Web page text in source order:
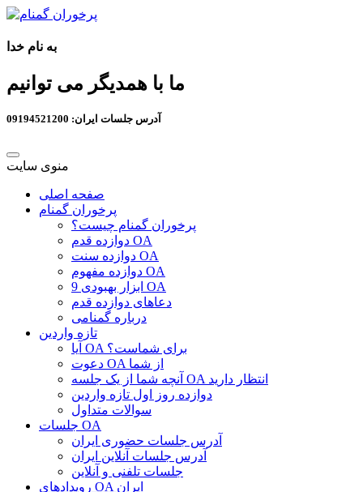
به نام خدا
ما با همدیگر می توانیم
آدرس جلسات ایران: 09194521200
منوی سایت
صفحه اصلی
پرخوران گمنام
پرخوران گمنام چیست؟
دوازده قدم OA
دوازده سنت OA
دوازده مفهوم OA
9 ابزار بهبودی OA
دعاهای دوازده قدم
درباره گمنامی
تازه واردین
آیا OA برای شماست؟
دعوت OA از شما
آنچه شما از یک جلسه OA انتظار دارید
دوازده روز اول تازه واردین
سوالات متداول
جلسات OA
آدرس جلسات حضوری ایران
آدرس جلسات آنلاین ایران
جلسات تلفنی و آنلاین
رویدادهای OA ایران